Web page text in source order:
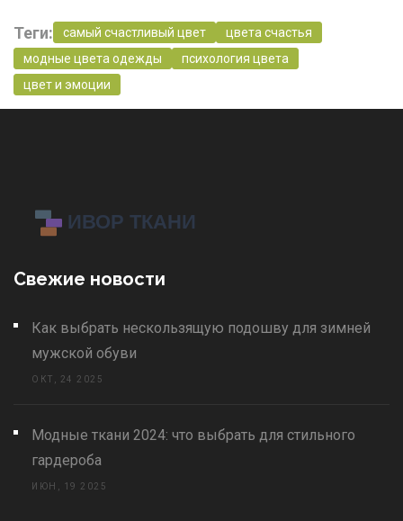
Теги: самый счастливый цвет
цвета счастья
модные цвета одежды
психология цвета
цвет и эмоции
Свежие новости
Как выбрать нескользящую подошву для зимней
мужской обуви
ОКТ, 24 2025
Модные ткани 2024: что выбрать для стильного
гардероба
ИЮН, 19 2025